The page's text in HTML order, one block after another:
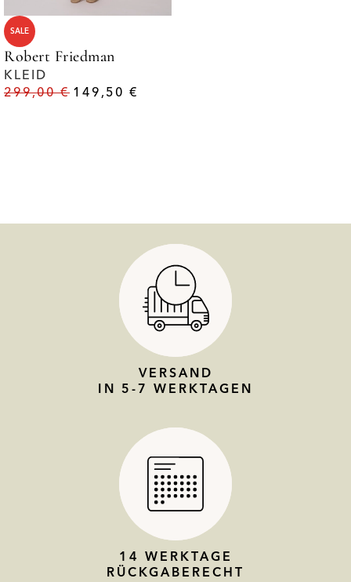
SALE
Robert Friedman
KLEID
299,00€ 149,50€
VERSAND
IN 5-7 WERKTAGEN
14 WERKTAGE
RÜCKGABERECHT